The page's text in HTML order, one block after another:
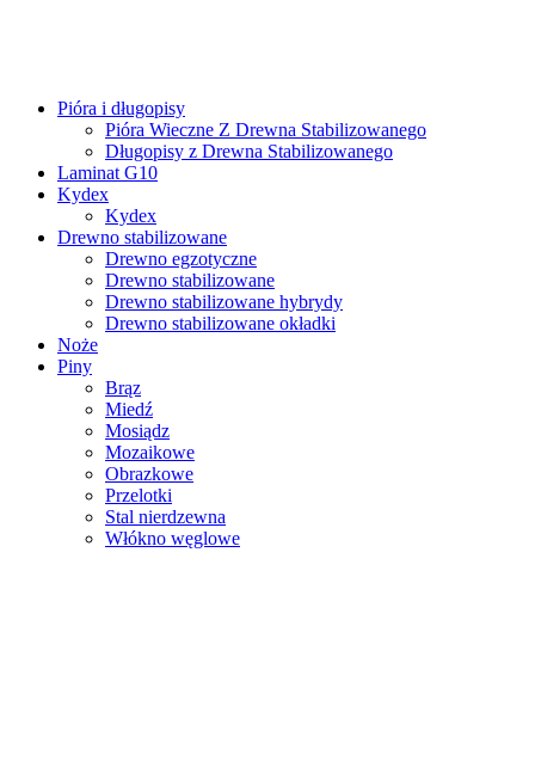
Pióra i długopisy
Pióra Wieczne Z Drewna Stabilizowanego
Długopisy z Drewna Stabilizowanego
Laminat G10
Kydex
Kydex
Drewno stabilizowane
Drewno egzotyczne
Drewno stabilizowane
Drewno stabilizowane hybrydy
Drewno stabilizowane okładki
Noże
Piny
Brąz
Miedź
Mosiądz
Mozaikowe
Obrazkowe
Przelotki
Stal nierdzewna
Włókno węglowe